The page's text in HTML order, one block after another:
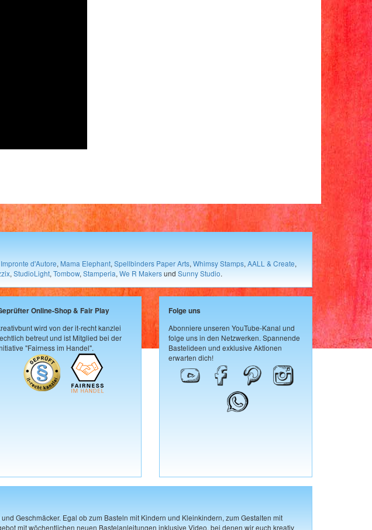
Impronte d'Autore, Mama Elephant, Spellbinders Paper Arts, Whimsy Stamps, AALL & Create,
, StudioLight, Tombow, Stamperia, We R Makersund Sunny Studio.
Online-Shop & Fair Play
wird von der it-recht kanzlei
betreut und ist Mitglied bei der
"Fairness im Handel".
Folge uns
Abonniere unseren YouTube-Kanal und
folge uns in den Netzwerken. Spannende
Bastelideen und exklusive Aktionen
erwarten dich!
Geschmäcker. Egal ob zum Basteln mit Kindern und Kleinkindern, zum Gestalten mit
mit wöchentlichen neuen Bastelanleitungen inklusive Video, bei denen wir euch kreativ